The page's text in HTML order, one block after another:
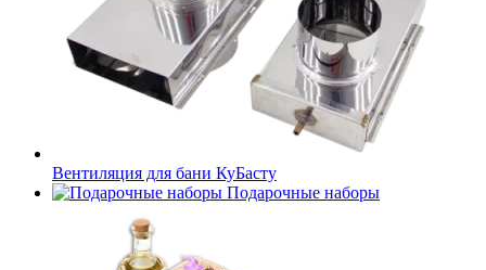
Вентиляция для бани КуБасту
Подарочные наборы